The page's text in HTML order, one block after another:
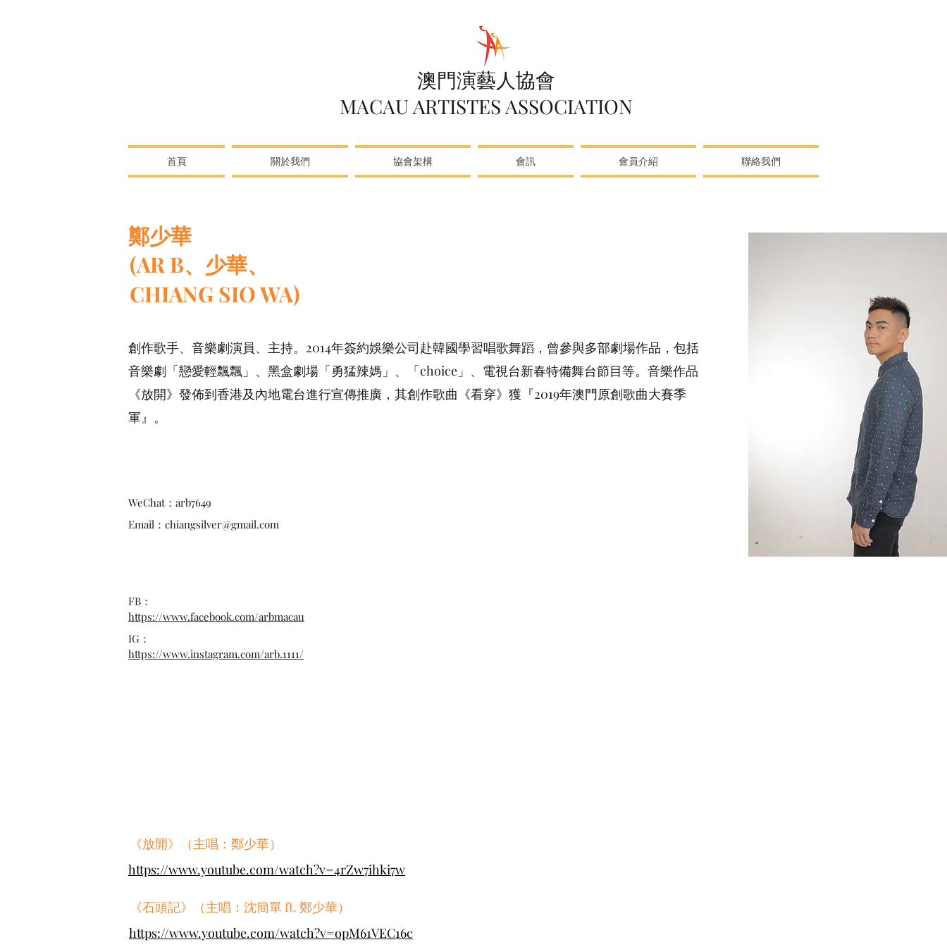
澳門演藝人協會
MACAU ARTISTES ASSOCIATION
首頁 關於我們 協會架構 會訊 會員介紹 聯絡我們
鄭少華
(AR B、少華、
CHIANG SIO WA)
創作歌手、音樂劇演員、主持。2014年簽約娛樂公司赴韓國學習唱歌舞蹈，曾參與多部劇場作品，包括
音樂劇「戀愛輕飄飄」、黑盒劇場「勇猛辣媽」、「choice」、電視台新春特備舞台節目等。音樂作品
《放開》發佈到香港及內地電台進行宣傳推廣，其創作歌曲《看穿》獲『2019年澳門原創歌曲大賽季
軍』。
WeChat：arb7649
Email： chiangsilver@gmail.com
https://www.facebook.com/arbmacau
FB：
IG：
https://www.instagram.com/arb.1111/
《放開》（主唱：鄭少華）
https://www.youtube.com/watch?v=4rZw7ihki7w
《石頭記》（主唱：沈簡單 ft. 鄭少華）
https://www.youtube.com/watch?v=opM61VEC16c